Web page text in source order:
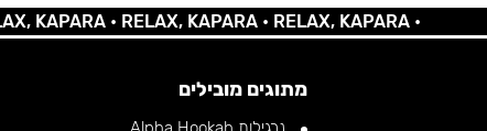
•RELAX, KAPARA •RELAX, KAPARA •
מתוגים מובילים